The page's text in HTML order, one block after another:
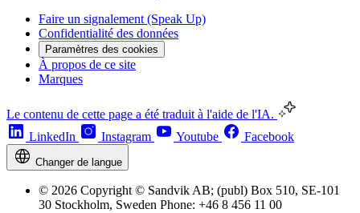
Faire un signalement (Speak Up)
Confidentialité des données
Paramètres des cookies
À propos de ce site
Marques
Le contenu de cette page a été traduit à l'aide de l'IA.
LinkedIn
Instagram Youtube Facebook
Changer de langue
© 2026 Copyright © Sandvik AB; (publ) Box 510, SE-101
30 Stockholm, Sweden Phone: +46 8 456 11 00